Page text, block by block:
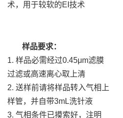
术，用于较软的EI技术
样品要求：
1. 样品必需经过0.45μm滤膜
过滤或高速离心取上清
2. 送样前请将样品转入气相上
样管，并自带3mL洗针液
3. 气相条件已摸索好，注明